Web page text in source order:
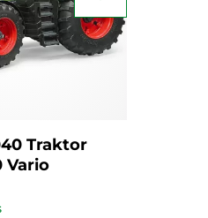
Traktor
Vario